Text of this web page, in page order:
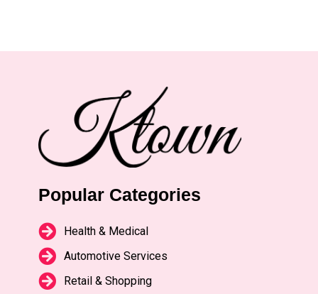
Popular Categories
Health & Medical
Automotive Services
Retail & Shopping